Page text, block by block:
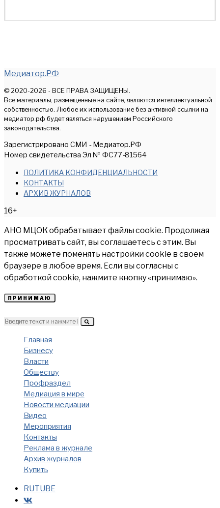
Медиатор.РФ
© 2020-2026 - ВСЕ ПРАВА ЗАЩИЩЕНЫ.
Все материалы, размещенные на сайте, являются интеллектуальной
собственностью. Любое их использование без активной ссылки на
медиатор.рф будет являться нарушением Российского
законодательства.
Зарегистрировано СМИ - Медиатор.РФ
Номер свидетельства Эл № ФС77-81564
ПОЛИТИКА КОНФИДЕНЦИАЛЬНОСТИ
КОНТАКТЫ
АРХИВ ЖУРНАЛОВ
16+
АНО МЦОК обрабатывает файлы cookie. Продолжая
просматривать сайт, вы соглашаетесь с этим. Вы
также можете поменять настройки cookie в своем
браузере в любое время. Если вы согласны с
обработкой cookie, нажмите кнопку «принимаю».
ПРИНИМАЮ
Главная
Бизнесу
Власти
Обществу
Профраздел
Медиация в мире
Новости медиации
Видео
Мероприятия
Контакты
Реклама в журнале
Архив журналов
Купить
RUTUBE